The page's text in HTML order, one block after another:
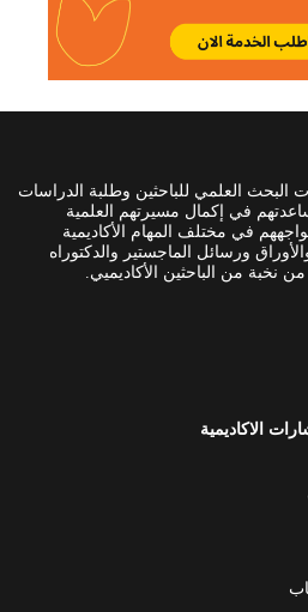
العلمي للباحثين وطلبة الدراسات
في إكمال مسيرتهم العلمية
في مختلف المهام الأكاديمية
ورسائل الماجستير والدكتوراه
نخبة من الباحثين الأكاديميي.
الاكاديمية